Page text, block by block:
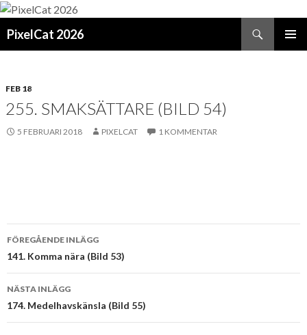
PixelCat 2026
FEB 18
255. SMAKSÄTTARE (BILD 54)
5 FEBRUARI 2018 PIXELCAT 1 KOMMENTAR
Inläggsnavigering
FÖREGÅENDE INLÄGG
141. Komma nära (Bild 53)
NÄSTA INLÄGG
174. Medelhavskänsla (Bild 55)